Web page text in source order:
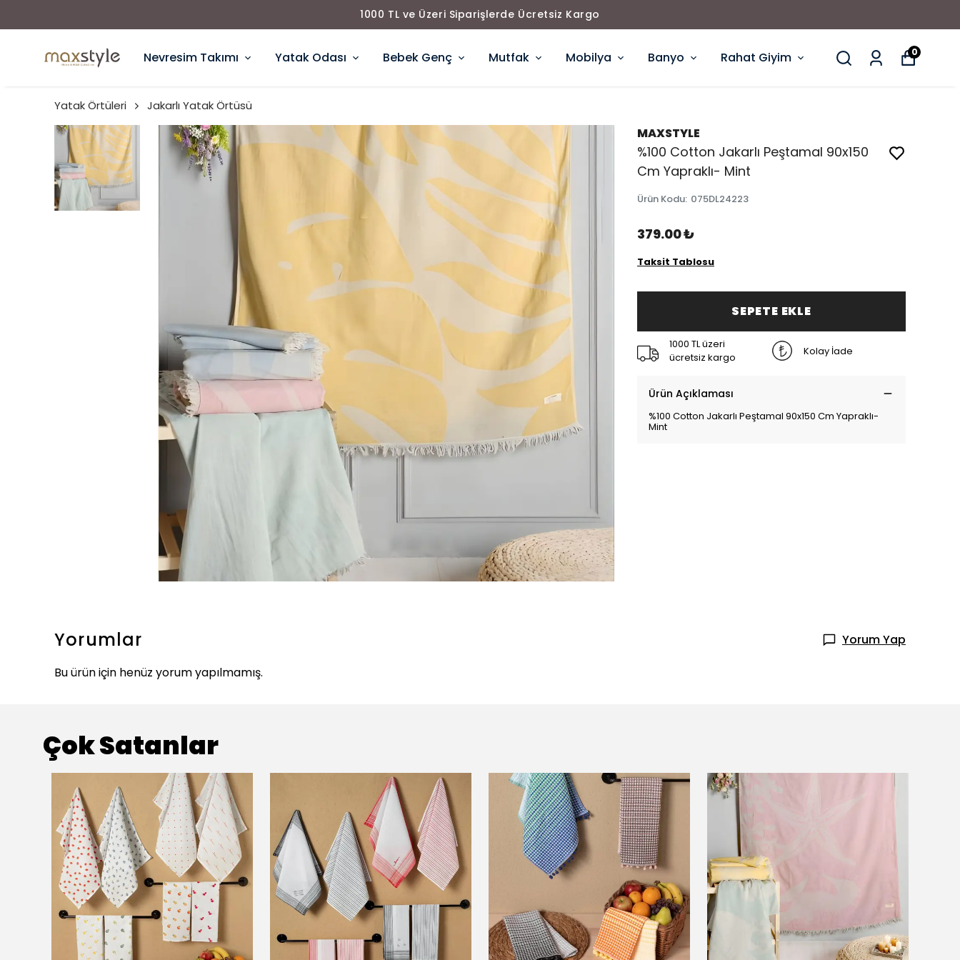
1000 TL ve Üzeri Siparişlerde Ücretsiz Kargo
Nevresim Takımı Yatak Odası Bebek Genç Mutfak Mobilya Banyo Rahat Giyim 0
Yatak Örtüleri Jakarlı Yatak Örtüsü
MAXSTYLE
%100 Cotton Jakarlı Peştamal 90x150
Cm Yapraklı- Mint
Ürün Kodu: 075DL24223
379.00 ₺
Taksit Tablosu
SEPETE EKLE
1000 TL üzeri
ücretsiz kargo
Kolay İade
Ürün Açıklaması
%100 Cotton Jakarlı Peştamal 90x150 Cm Yapraklı-
Mint
Yorumlar
Yorum Yap
Bu ürün için henüz yorum yapılmamış.
Çok Satanlar